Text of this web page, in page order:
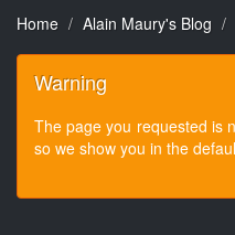
Home Alain Maury's Blog
Warning
The page you requested is
so we show you in the